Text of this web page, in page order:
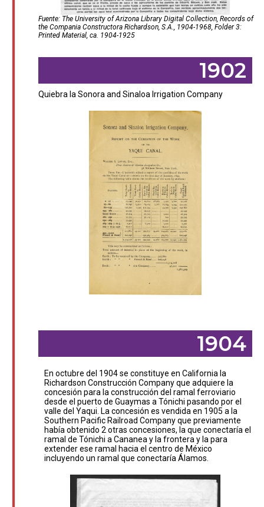
Fuente: The University of Arizona Library Digital Collection, Records of
the Compania Constructora Richardson, S.A., 1904-1968, Folder 3:
Printed Material, ca. 1904-1925
1902
Quiebra la Sonora and Sinaloa Irrigation Company
1904
En octubre del 1904 se constituye en California la
Richardson Construcción Company que adquiere la
concesión para la construcción del ramal ferroviario
desde el puerto de Guaymas a Tónichi pasando por el
valle del Yaqui. La concesión es vendida en 1905 a la
Southern Pacific Railroad Company que previamente
había obtenido 2 otras concesiones, la que conectaría el
ramal de Tónichi a Cananea y la frontera y la para
extender ese ramal hacia el centro de México
incluyendo un ramal que conectaría Álamos.